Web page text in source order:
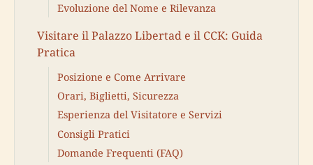
Evoluzione del Nome e Rilevanza
Visitare il Palazzo Libertad e il CCK: Guida
Pratica
Posizione e Come Arrivare
Orari, Biglietti, Sicurezza
Esperienza del Visitatore e Servizi
Consigli Pratici
Domande Frequenti (FAQ)